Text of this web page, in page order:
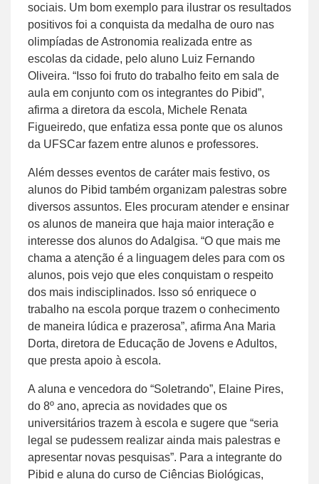
sociais. Um bom exemplo para ilustrar os resultados
positivos foi a conquista da medalha de ouro nas
olimpíadas de Astronomia realizada entre as
escolas da cidade, pelo aluno Luiz Fernando
Oliveira. “Isso foi fruto do trabalho feito em sala de
aula em conjunto com os integrantes do Pibid”,
afirma a diretora da escola, Michele Renata
Figueiredo, que enfatiza essa ponte que os alunos
da UFSCar fazem entre alunos e professores.
Além desses eventos de caráter mais festivo, os
alunos do Pibid também organizam palestras sobre
diversos assuntos. Eles procuram atender e ensinar
os alunos de maneira que haja maior interação e
interesse dos alunos do Adalgisa. “O que mais me
chama a atenção é a linguagem deles para com os
alunos, pois vejo que eles conquistam o respeito
dos mais indisciplinados. Isso só enriquece o
trabalho na escola porque trazem o conhecimento
de maneira lúdica e prazerosa”, afirma Ana Maria
Dorta, diretora de Educação de Jovens e Adultos,
que presta apoio à escola.
A aluna e vencedora do “Soletrando”, Elaine Pires,
do 8º ano, aprecia as novidades que os
universitários trazem à escola e sugere que “seria
legal se pudessem realizar ainda mais palestras e
apresentar novas pesquisas”. Para a integrante do
Pibid e aluna do curso de Ciências Biológicas,